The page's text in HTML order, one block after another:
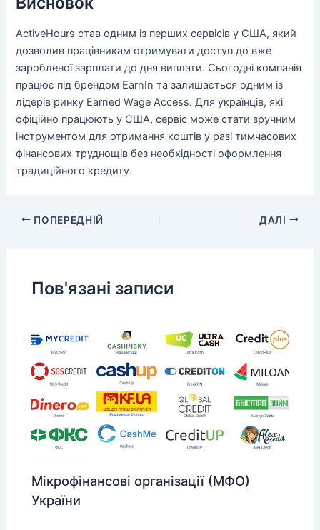
ActiveHours став одним із перших сервісів у США, який
дозволив працівникам отримувати доступ до вже
заробленої зарплати до дня виплати. Сьогодні компанія
працює під брендом EarnIn та залишається одним із
лідерів ринку Earned Wage Access. Для українців, які
офіційно працюють у США, сервіс може стати зручним
інструментом для отримання коштів у разі тимчасових
фінансових труднощів без необхідності оформлення
традиційного кредиту.
ПОПЕРЕДНІЙ ДАЛІ
Пов'язані записи
Мікрофінансові організації (МФО)
України